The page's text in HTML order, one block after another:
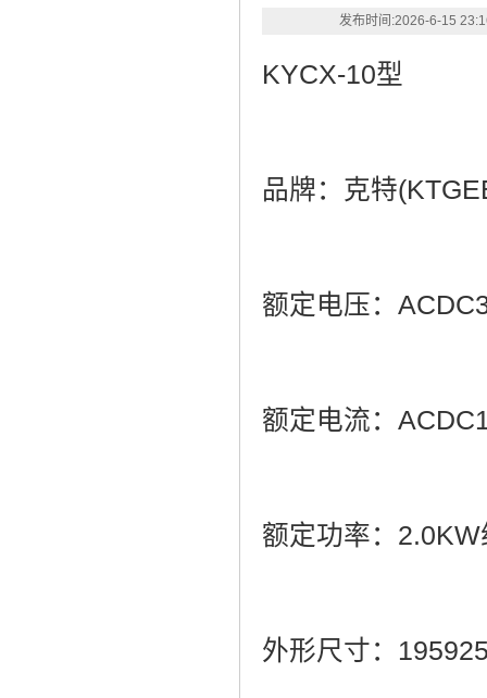
发布时间:2026-6-15
KYCX-10型
品牌：克特
额定电压：
额定电流：
额定功率：
外形尺寸：